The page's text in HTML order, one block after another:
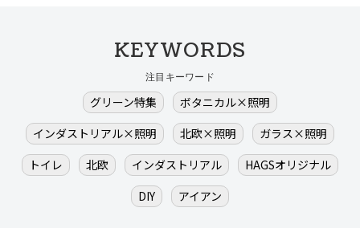
KEYWORDS
注目キーワード
グリーン特集
ボタニカル×照明
インダストリアル×照明
北欧×照明
ガラス×照明
トイレ
北欧 インダストリアル
HAGSオリジナル
DIY
アイアン